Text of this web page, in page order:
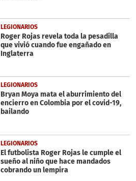
LEGIONARIOS
Roger Rojas revela toda la pesadilla
que vivió cuando fue engañado en
Inglaterra
LEGIONARIOS
Bryan Moya mata el aburrimiento del
encierro en Colombia por el covid-19,
bailando
LEGIONARIOS
El futbolista Roger Rojas le cumple el
sueño al niño que hace mandados
cobrando un lempira